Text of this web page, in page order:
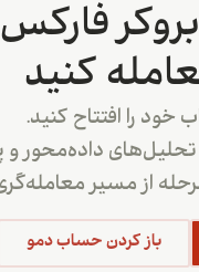
بروکر
کنید
را افتتاح کنید.
داده‌محور و
از مسیر
باز کردن حساب دمو